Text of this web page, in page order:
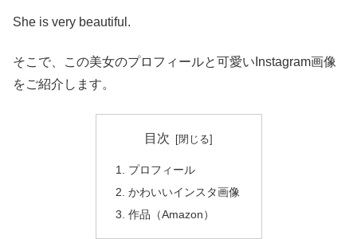
She is very beautiful.
そこで、この美女のプロフィールと可愛いInstagram画像
をご紹介します。
目次
プロフィール
かわいいインスタ画像
作品（Amazon）